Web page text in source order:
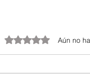
Obtuvo 0 de 5 estrellas.
Aún no